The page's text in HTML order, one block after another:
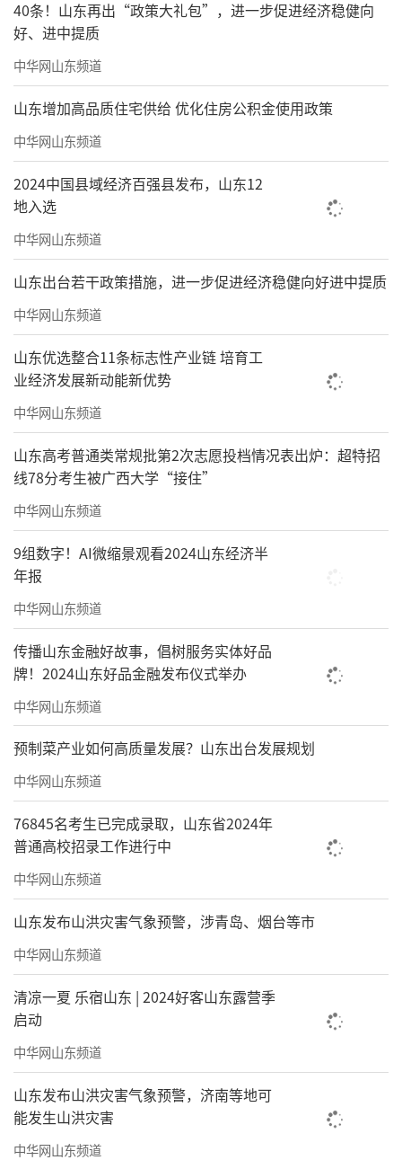
40条！山东再出“政策大礼包”，进一步促进经济稳健向
好、进中提质
中华网山东频道
山东增加高品质住宅供给 优化住房公积金使用政策
中华网山东频道
2024中国县域经济百强县发布，山东12
地入选
中华网山东频道
山东出台若干政策措施，进一步促进经济稳健向好进中提质
中华网山东频道
山东优选整合11条标志性产业链 培育工
业经济发展新动能新优势
中华网山东频道
山东高考普通类常规批第2次志愿投档情况表出炉：超特招
线78分考生被广西大学“接住”
中华网山东频道
9组数字！AI微缩景观看2024山东经济半
年报
中华网山东频道
传播山东金融好故事，倡树服务实体好品
牌！2024山东好品金融发布仪式举办
中华网山东频道
预制菜产业如何高质量发展？山东出台发展规划
中华网山东频道
76845名考生已完成录取，山东省2024年
普通高校招录工作进行中
中华网山东频道
山东发布山洪灾害气象预警，涉青岛、烟台等市
中华网山东频道
清凉一夏 乐宿山东 | 2024好客山东露营季
启动
中华网山东频道
山东发布山洪灾害气象预警，济南等地可
能发生山洪灾害
中华网山东频道